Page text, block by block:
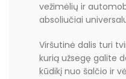
vežimėlių ir
absoliučiai
Viršutinė dalis turi
kurią užsegę galite
kūdikį nuo šalčio ir